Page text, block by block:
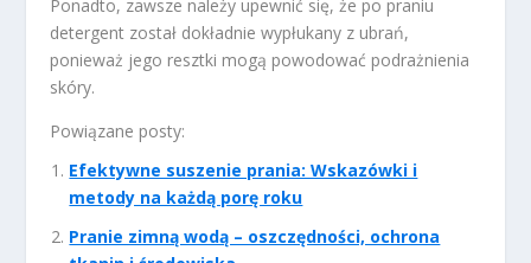
Ponadto, zawsze należy upewnić się, że po praniu
detergent został dokładnie wypłukany z ubrań,
ponieważ jego resztki mogą powodować podrażnienia
skóry.
Powiązane posty:
Efektywne suszenie prania: Wskazówki i
metody na każdą porę roku
Pranie zimną wodą – oszczędności, ochrona